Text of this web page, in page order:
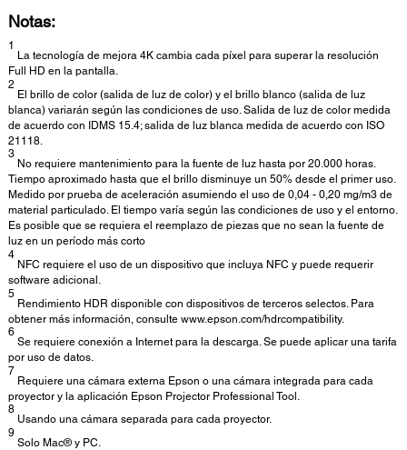
Notas:
1
La tecnología de mejora 4K cambia cada píxel para superar la resolución
Full HD en la pantalla.
2
El brillo de color (salida de luz de color) y el brillo blanco (salida de luz
blanca) variarán según las condiciones de uso. Salida de luz de color medida
de acuerdo con IDMS 15.4; salida de luz blanca medida de acuerdo con ISO
21118.
3
No requiere mantenimiento para la fuente de luz hasta por 20.000 horas.
Tiempo aproximado hasta que el brillo disminuye un 50% desde el primer uso.
Medido por prueba de aceleración asumiendo el uso de 0,04 - 0,20 mg/m3 de
material particulado. El tiempo varía según las condiciones de uso y el entorno.
Es posible que se requiera el reemplazo de piezas que no sean la fuente de
luz en un período más corto
4
NFC requiere el uso de un dispositivo que incluya NFC y puede requerir
software adicional.
5
Rendimiento HDR disponible con dispositivos de terceros selectos. Para
obtener más información, consulte www.epson.com/hdrcompatibility.
6
Se requiere conexión a Internet para la descarga. Se puede aplicar una tarifa
por uso de datos.
7
Requiere una cámara externa Epson o una cámara integrada para cada
proyector y la aplicación Epson Projector Professional Tool.
8
Usando una cámara separada para cada proyector.
9
Solo Mac® y PC.